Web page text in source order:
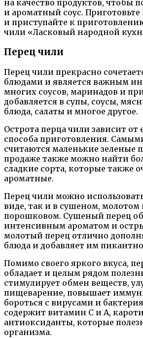
на качество продуктов, чтобы
и ароматный соус. Приготовьте
и приступайте к
чили «Ласковый народной
Перец чили
Перец чили прекрасно
блюдами и является важным
многих соусов, маринадов и
добавляется в супы, соусы,
блюда, салаты и многое другое.
Острота перца чили зависит от
способа приготовления.
считаются маленькие зеленые
продаже также можно найти
сладкие сорта, которые также
ароматные.
Перец чили можно
виде, так и в сушеном, молотом
порошковом. Сушеный перец
интенсивным ароматом и
молотый перец отлично
блюда и добавляет им
Помимо своего яркого вкуса,
обладает и целым рядом
стимулирует обмен веществ,
пищеварение, повышает
бороться с вирусами и
содержит витамин C и A,
антиоксиданты, которые
организма.